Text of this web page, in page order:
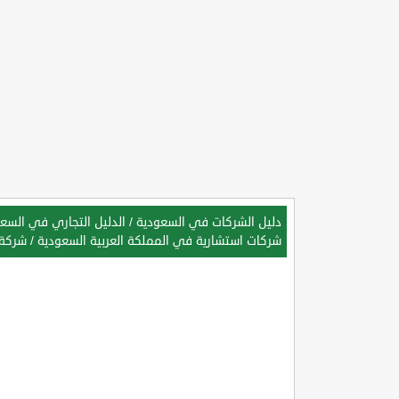
دليل الشركات في السعودية / الدليل التجاري في
شركات استشارية في المملكة العربية السعودية /